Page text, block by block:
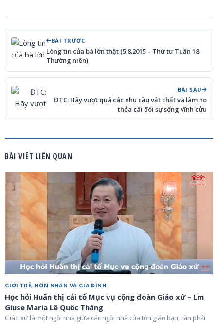
BÀI TRƯỚC
Lòng tin của bà lớn thật (5.8.2015 – Thứ tư Tuần 18
Thường niên)
BÀI SAU
ĐTC: Hãy vượt quá các nhu cầu vật chất và làm no
thỏa cái đói sự sống vĩnh cửu
BÀI VIẾT LIÊN QUAN
GIỚI TRẺ, HÔN NHÂN VÀ GIA ĐÌNH
Học hỏi Huấn thị cải tổ Mục vụ cộng đoàn Giáo xứ – Lm
Giuse Maria Lê Quốc Thăng
Giáo xứ là một ngôi nhà giữa các ngôi nhà của tôn giáo bạn, cần phải